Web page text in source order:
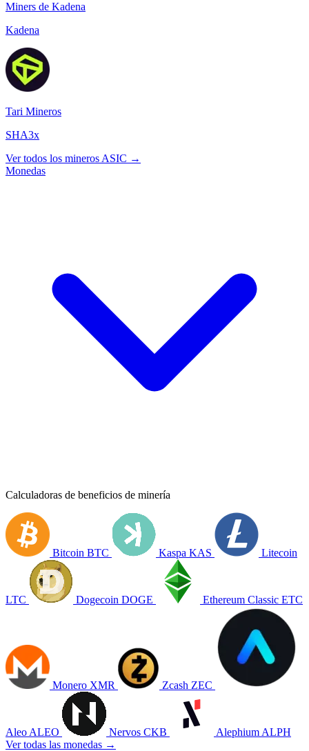
Miners de Kadena
Kadena
Tari Mineros
SHA3x
Ver todos los mineros ASIC →
Monedas
Calculadoras de beneficios de minería
Bitcoin BTC Kaspa KAS Litecoin
LTC Dogecoin DOGE Ethereum Classic ETC
Monero XMR Zcash ZEC
Aleo ALEO Nervos CKB Alephium ALPH
Ver todas las monedas →